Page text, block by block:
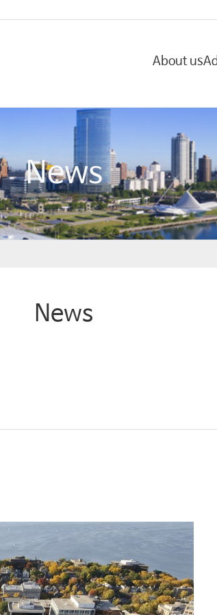
About us
News
News